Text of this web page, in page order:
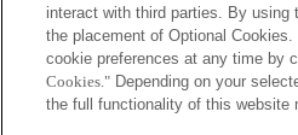
レンズ補正機能には対応していません
撮影条件によっては画面の明るさにム
幕シャッター機能はOFFにしてお使い
マウントアダプターを使用して「Aマ
は、ピントリングを回してもMFアシ
「カスタムキー設定」で任意のキーに
interact with third parties. By using
the placement of Optional
cookie preferences at any time by
Cookies." Depending on your
the full functionality of this website